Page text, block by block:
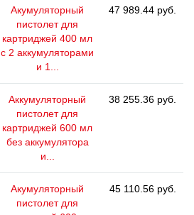
Акумуляторный
пистолет для
картриджей 400 мл
с 2 аккумуляторами
и 1...
47 989.44 руб.
Аккумуляторный
пистолет для
картриджей 600 мл
без аккумулятора
и...
38 255.36 руб.
Акумуляторный
пистолет для
45 110.56 руб.